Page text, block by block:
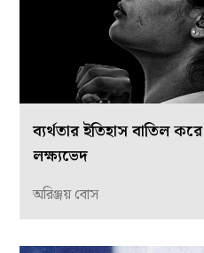
ব্যর্থতার ইতিহাস বাতিল
লক্ষ্যভেদ
অরিঞ্জয় বোস